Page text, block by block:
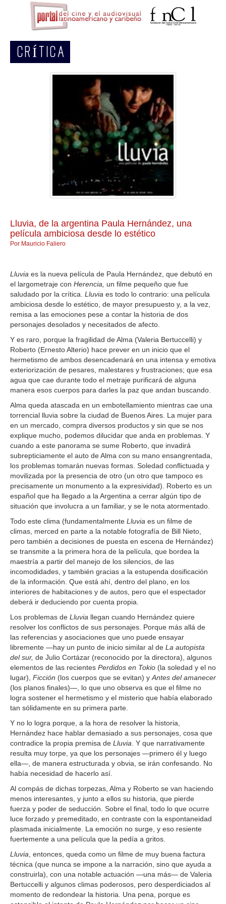
CRÍTICA
Lluvia, de la argentina Paula Hernández, una
película ambiciosa desde lo estético
Por Mauricio Faliero
Lluvia es la nueva película de Paula Hernández, que debutó en
el largometraje con Herencia, un filme pequeño que fue
saludado por la crítica. Lluvia es todo lo contrario: una película
ambiciosa desde lo estético, de mayor presupuesto y, a la vez,
remisa a las emociones pese a contar la historia de dos
personajes desolados y necesitados de afecto.
Y es raro, porque la fragilidad de Alma (Valeria Bertuccelli) y
Roberto (Ernesto Alterio) hace prever en un inicio que el
hermetismo de ambos desencadenará en una intensa y emotiva
exteriorización de pesares, malestares y frustraciones; que esa
agua que cae durante todo el metraje purificará de alguna
manera esos cuerpos para darles la paz que andan buscando.
Alma queda atascada en un embotellamiento mientras cae una
torrencial lluvia sobre la ciudad de Buenos Aires. La mujer para
en un mercado, compra diversos productos y sin que se nos
explique mucho, podemos dilucidar que anda en problemas. Y
cuando a este panorama se sume Roberto, que invadirá
subrepticiamente el auto de Alma con su mano ensangrentada,
los problemas tomarán nuevas formas. Soledad conflictuada y
movilizada por la presencia de otro (un otro que tampoco es
precisamente un monumento a la expresividad). Roberto es un
español que ha llegado a la Argentina a cerrar algún tipo de
situación que involucra a un familiar, y se le nota atormentado.
Todo este clima (fundamentalmente Lluvia es un filme de
climas, merced en parte a la notable fotografía de Bill Nieto,
pero también a decisiones de puesta en escena de Hernández)
se transmite a la primera hora de la película, que bordea la
maestría a partir del manejo de los silencios, de las
incomodidades, y también gracias a la estupenda dosificación
de la información. Que está ahí, dentro del plano, en los
interiores de habitaciones y de autos, pero que el espectador
deberá ir deduciendo por cuenta propia.
Los problemas de Lluvia llegan cuando Hernández quiere
resolver los conflictos de sus personajes. Porque más allá de
las referencias y asociaciones que uno puede ensayar
libremente —hay un punto de inicio similar al de La autopista
del sur, de Julio Cortázar (reconocido por la directora), algunos
elementos de las recientes Perdidos en Tokio (la soledad y el no
lugar), Ficción (los cuerpos que se evitan) y Antes del amanecer
(los planos finales)—, lo que uno observa es que el filme no
logra sostener el hermetismo y el misterio que había elaborado
tan sólidamente en su primera parte.
Y no lo logra porque, a la hora de resolver la historia,
Hernández hace hablar demasiado a sus personajes, cosa que
contradice la propia premisa de Lluvia . Y que narrativamente
resulta muy torpe, ya que los personajes —primero él y luego
ella—, de manera estructurada y obvia, se irán confesando. No
había necesidad de hacerlo así.
Al compás de dichas torpezas, Alma y Roberto se van haciendo
menos interesantes, y junto a ellos su historia, que pierde
fuerza y poder de seducción. Sobre el final, todo lo que ocurre
luce forzado y premeditado, en contraste con la espontaneidad
plasmada inicialmente. La emoción no surge, y eso resiente
fuertemente a una película que la pedía a gritos.
Lluvia , entonces, queda como un filme de muy buena factura
técnica (que nunca se impone a la narración, sino que ayuda a
construirla), con una notable actuación —una más— de Valeria
Bertuccelli y algunos climas poderosos, pero desperdiciados al
momento de redondear la historia. Una pena, porque es